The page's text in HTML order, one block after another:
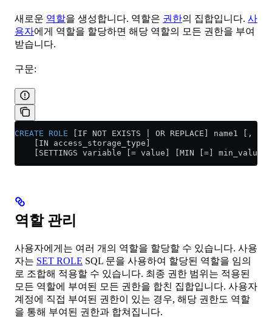
새로운 역할을 생성합니다. 역할은 권한의 집합입니다. 사
용자에게 역할을 할당하면 해당 역할의 모든 권한을 부여
받습니다.
구문:
CREATE ROLE [IF NOT EXISTS | OR REPLACE] name1 [,
    [IN access_storage_type]
[SETTINGS variable [= value] [MIN [=]
역할 관리
사용자에게는 여러 개의 역할을 할당할 수 있습니다. 사용
자는 SET ROLE SQL 문을 사용하여 할당된 역할을 임의
로 조합해 적용할 수 있습니다. 최종 권한 범위는 적용된
모든 역할에 부여된 모든 권한을 합친 집합입니다. 사용자
계정에 직접 부여된 권한이 있는 경우, 해당 권한도 역할
을 통해 부여된 권한과 합쳐집니다.